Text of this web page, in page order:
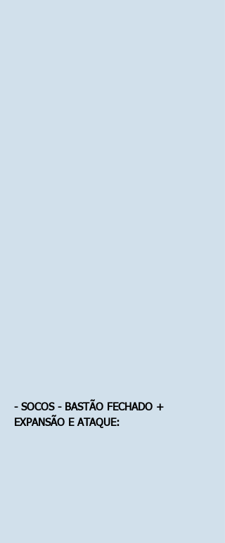
- SOCOS - BASTÃO FECHADO +
EXPANSÃO E ATAQUE: